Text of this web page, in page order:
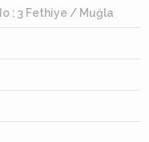
: 3 Fethiye / Muğla